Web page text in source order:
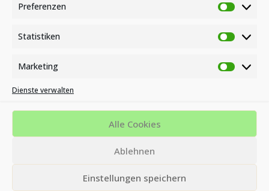
Preferenzen
Statistiken
Marketing
Marketing
Dienste verwalten
Alle Cookies
Ablehnen
Einstellungen speichern
MVZ KINDERWUNSCH- UND ENDOMETRIOSE ZENTRUM AM